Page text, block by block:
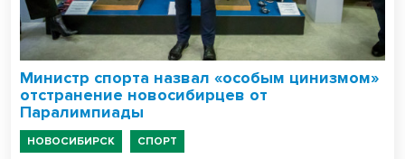
Министр спорта назвал «особым цинизмом»
отстранение новосибирцев от
Паралимпиады
НОВОСИБИРСК СПОРТ